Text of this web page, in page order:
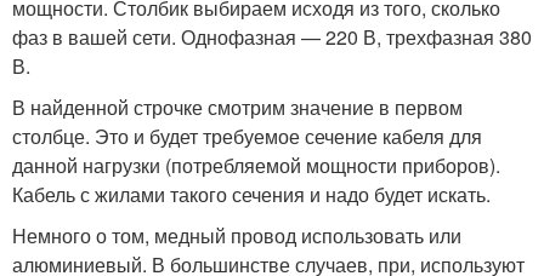
мощности. Столбик выбираем исходя из того, сколько
фаз в вашей сети. Однофазная — 220 В, трехфазная 380
В.
В найденной строчке смотрим значение в первом
столбце. Это и будет требуемое сечение кабеля для
данной нагрузки (потребляемой мощности приборов).
Кабель с жилами такого сечения и надо будет искать.
Немного о том, медный провод использовать или
алюминиевый. В большинстве случаев, при, используют